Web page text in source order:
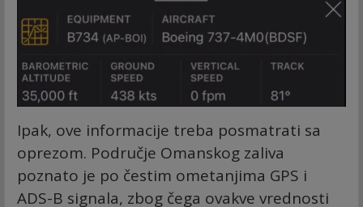
Ipak, ove informacije treba posmatrati sa
oprezom. Područje Omanskog zaliva
poznato je po čestim ometanjima GPS i
ADS-B signala, zbog čega ovakve vrednosti